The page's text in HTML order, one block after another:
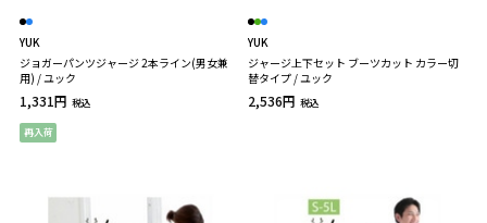
YUK
ジョガーパンツジャージ 2本ライン(男女兼
用) / ユック
1,331円 税込
再入荷
YUK
ジャージ上下セット ブーツカット カラー切
替タイプ / ユック
2,536円 税込